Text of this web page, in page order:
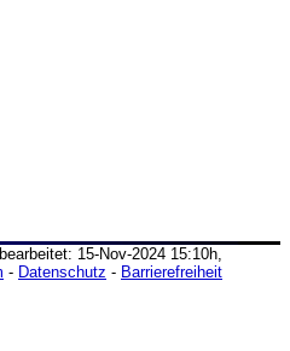
15-Nov-2024 15:10h,
- Datenschutz - Barrierefreiheit